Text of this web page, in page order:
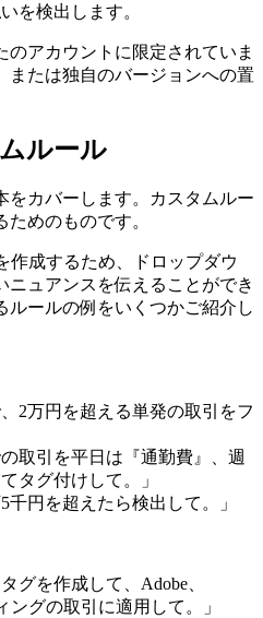
を検出します。
アカウントに限定されていま
または独自のバージョンへの置
ルール
をカバーします。カスタムルー
めのものです。
作成するため、ドロップダウ
ニュアンスを伝えることができ
ルールの例をいくつかご紹介し
2万円を超える単発の取引をフ
取引を平日は『通勤費』、週
タグ付けして。」
千円を超えたら検出して。」
グを作成して、Adobe、
ングの取引に適用して。」